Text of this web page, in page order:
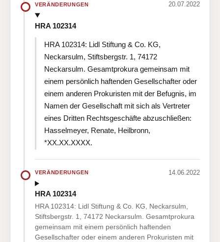
VERÄNDERUNGEN 20.07.2022
HRA 102314
HRA 102314: Lidl Stiftung & Co. KG,
Neckarsulm, Stiftsbergstr. 1, 74172
Neckarsulm. Gesamtprokura gemeinsam mit
einem persönlich haftenden Gesellschafter oder
einem anderen Prokuristen mit der Befugnis, im
Namen der Gesellschaft mit sich als Vertreter
eines Dritten Rechtsgeschäfte abzuschließen:
Hasselmeyer, Renate, Heilbronn,
*XX.XX.XXXX.
VERÄNDERUNGEN 14.06.2022
HRA 102314
HRA 102314: Lidl Stiftung & Co. KG, Neckarsulm,
Stiftsbergstr. 1, 74172 Neckarsulm. Gesamtprokura
gemeinsam mit einem persönlich haftenden
Gesellschafter oder einem anderen Prokuristen mit